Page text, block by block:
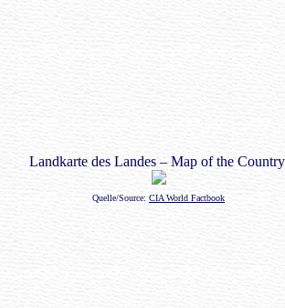
Landkarte des Landes – Map of the
Quelle/Source:CIA World Factbook